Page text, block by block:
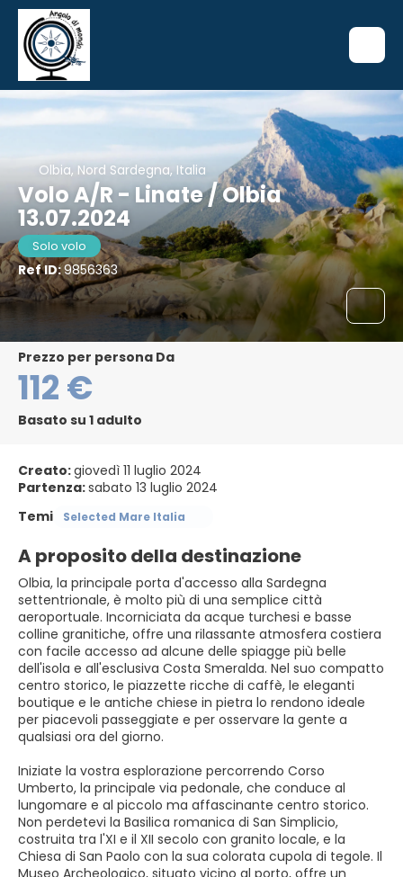
Olbia, Nord Sardegna, Italia
Volo A/R - Linate / Olbia
13.07.2024
Solo volo
Ref ID:9856363
Prezzo per persona Da
112 €
Basato su 1 adulto
Creato:giovedì 11 luglio 2024
Partenza:sabato 13 luglio 2024
Temi
Selected Mare Italia
A proposito della destinazione
Olbia, la principale porta d'accesso alla Sardegna
settentrionale, è molto più di una semplice città
aeroportuale. Incorniciata da acque turchesi e basse
colline granitiche, offre una rilassante atmosfera costiera
con facile accesso ad alcune delle spiagge più belle
dell'isola e all'esclusiva Costa Smeralda. Nel suo compatto
centro storico, le piazzette ricche di caffè, le eleganti
boutique e le antiche chiese in pietra lo rendono ideale
per piacevoli passeggiate e per osservare la gente a
qualsiasi ora del giorno.
Iniziate la vostra esplorazione percorrendo Corso
Umberto, la principale via pedonale, che conduce al
lungomare e al piccolo ma affascinante centro storico.
Non perdetevi la Basilica romanica di San Simplicio,
costruita tra l'XI e il XII secolo con granito locale, e la
Chiesa di San Paolo con la sua colorata cupola di tegole. Il
Museo Archeologico, situato vicino al porto, offre un